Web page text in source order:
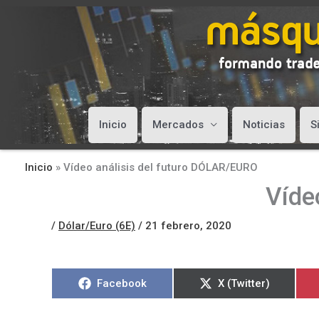
Inicio Mercados Noticias
Inicio » Vídeo análisis del futuro DÓLAR/EURO
/ Dólar/Euro (6E) / 21 febrero, 2020
Compartir
Facebook
Compartir
en
X (Twitter)